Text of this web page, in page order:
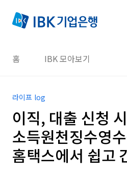
홈 IBK 모아보기
라이프 log
이직, 대출 신청
소득원천징수영
홈택스에서 쉽고